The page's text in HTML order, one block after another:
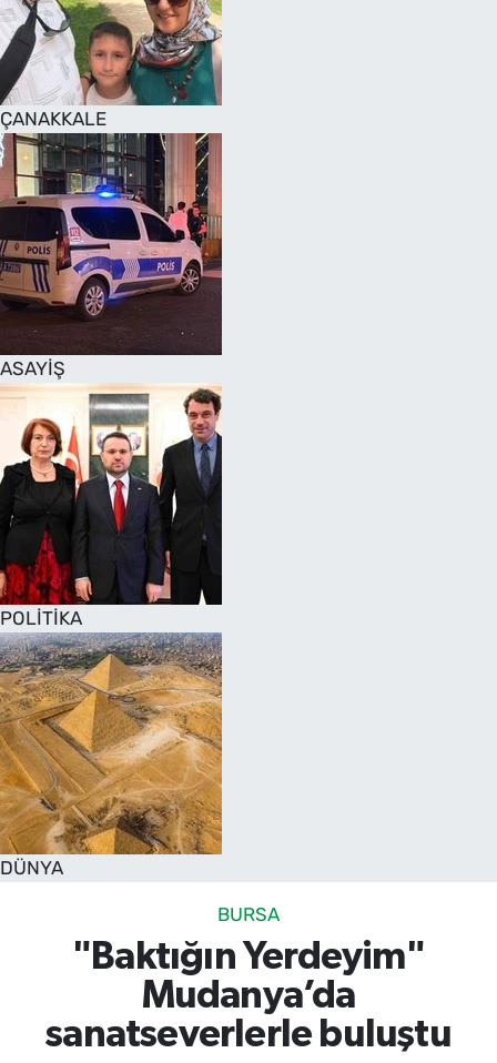
ÇANAKKALE
ASAYİŞ
POLİTİKA
DÜNYA
BURSA
"Baktığın Yerdeyim"
Mudanya’da
sanatseverlerle buluştu
SAĞLIK
TV REHBERİ